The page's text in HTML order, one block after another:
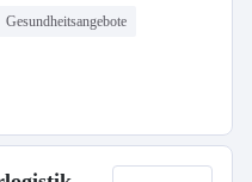
Gesundheitsangebote